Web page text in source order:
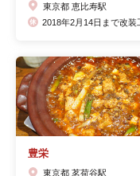
東京都 恵比寿駅
豊栄
東京都 茗荷谷駅